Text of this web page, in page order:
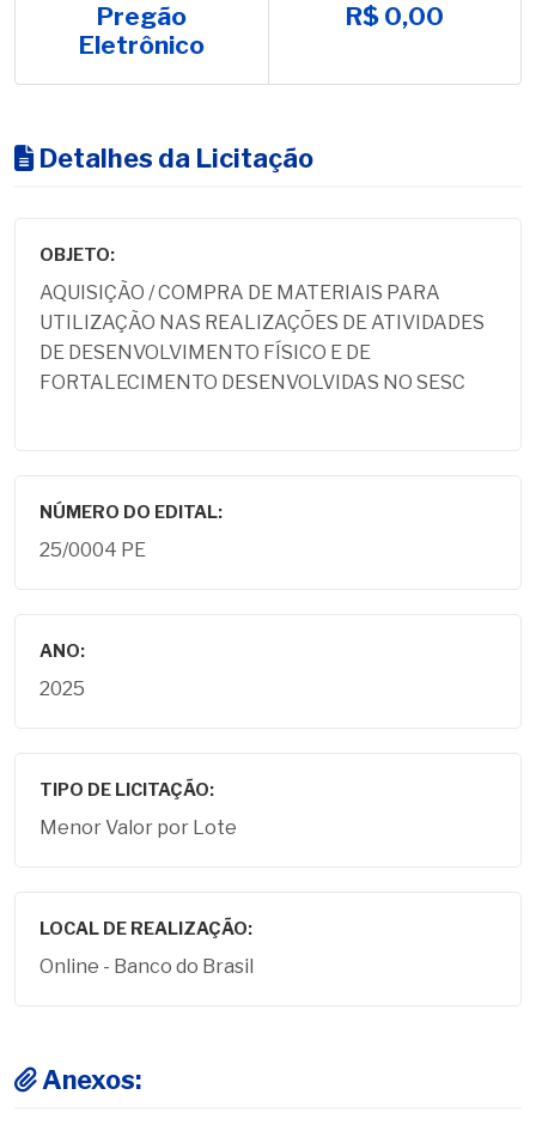
Pregão
Eletrônico
R$ 0,00
Detalhes da Licitação
OBJETO:
AQUISIÇÃO / COMPRA DE MATERIAIS PARA
UTILIZAÇÃO NAS REALIZAÇÕES DE ATIVIDADES
DE DESENVOLVIMENTO FÍSICO E DE
FORTALECIMENTO DESENVOLVIDAS NO SESC
NÚMERO DO EDITAL:
25/0004 PE
ANO:
2025
TIPO DE LICITAÇÃO:
Menor Valor por Lote
LOCAL DE REALIZAÇÃO:
Online - Banco do Brasil
Anexos: